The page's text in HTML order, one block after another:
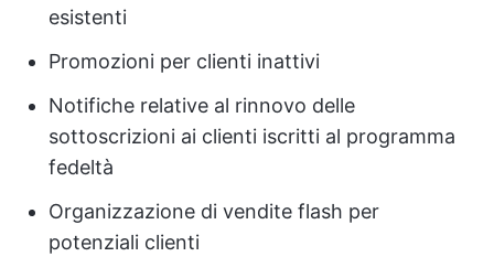
esistenti
Promozioni per clienti inattivi
Notifiche relative al rinnovo delle
sottoscrizioni ai clienti iscritti al programma
fedeltà
Organizzazione di vendite flash per
potenziali clienti